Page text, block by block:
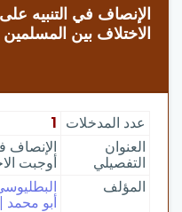
الإنصاف في التنبيه
الاختلاف بين
عدد المدخلات
1
العنوان
التفصيلي
الإنصاف
أوجبت
المؤلف
أبو محمد | 521